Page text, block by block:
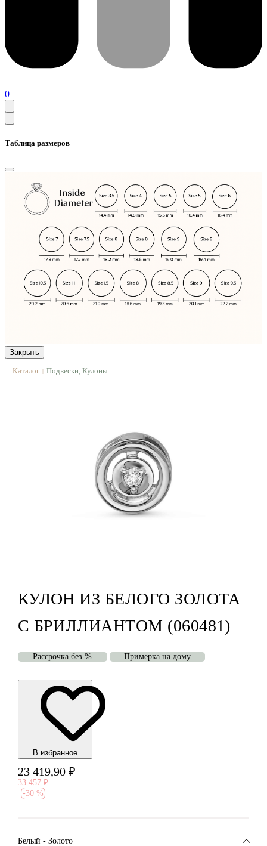
0
Таблица размеров
Закрыть
Каталог | Подвески, Кулоны
КУЛОН ИЗ БЕЛОГО ЗОЛОТА
С БРИЛЛИАНТОМ (060481)
Рассрочка без % Примерка на дому
В избранноe
23 419,90 ₽
33 457 ₽
-30 %
Белый - Золото